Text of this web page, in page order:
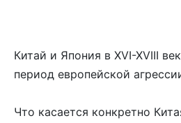
Китай и Япония в XVI-XVIII
период европейской
Что касается конкретно